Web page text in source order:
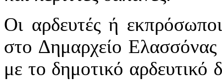
Οι αρδευτές ή
στο Δημαρχείο
με το δημοτικό αρδευτικό